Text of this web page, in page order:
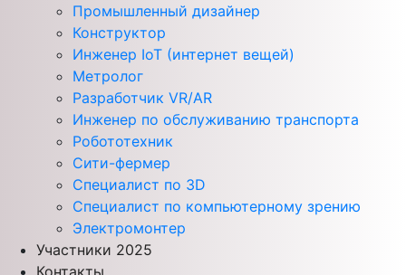
Промышленный дизайнер
Конструктор
Инженер IoT (интернет вещей)
Метролог
Разработчик VR/AR
Инженер по обслуживанию транспорта
Робототехник
Сити-фермер
Специалист по 3D
Специалист по компьютерному зрению
Электромонтер
Участники 2025
Контакты